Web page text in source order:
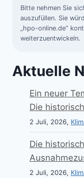
Bitte nehmen Sie
auszufüllen. Sie
„hpo-online.de“
weiterzuentwickeln.
Aktuelle
Ein neuer
Die
2 Juli, 2026,
Die
2 Juli, 2026,